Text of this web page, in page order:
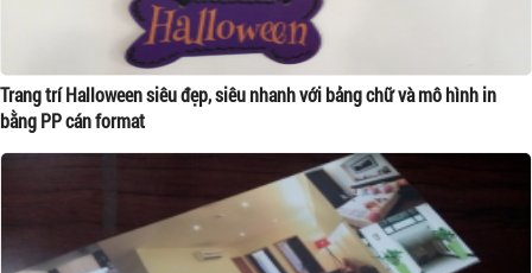
Trang trí Halloween siêu đẹp, siêu nhanh với bảng chữ và mô hình in
bằng PP cán format